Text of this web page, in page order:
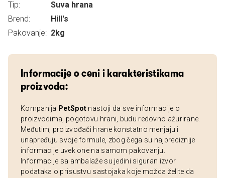
Tip:
Suva hrana
Brend:
Hill's
Pakovanje: 2kg
Informacije o ceni i karakteristikama
proizvoda:
Kompanija PetSpot nastoji da sve informacije o
proizvodima, pogotovu hrani, budu redovno ažurirane.
Međutim, proizvođači hrane konstatno menjaju i
unapređuju svoje formule, zbog čega su najpreciznije
informacije uvek one na samom pakovanju.
Informacije sa ambalaže su jedini siguran izvor
podataka o prisustvu sastojaka koje možda želite da